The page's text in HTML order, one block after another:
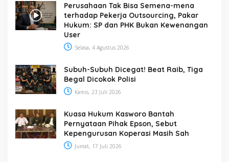
Perusahaan Tak Bisa Semena-mena
terhadap Pekerja Outsourcing, Pakar
Hukum: SP dan PHK Bukan Kewenangan
User
Selasa, 4 Agustus 2026
Subuh-Subuh Dicegat! Beat Raib, Tiga
Begal Dicokok Polisi
Kamis, 23 Juli 2026
Kuasa Hukum Kasworo Bantah
Pernyataan Pihak Epson, Sebut
Kepengurusan Koperasi Masih Sah
Jumat, 17 Juli 2026